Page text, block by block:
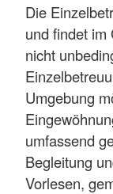
Die
und findet im
nicht
Umgebung
umfassend
Begleitung
Vorlesen,